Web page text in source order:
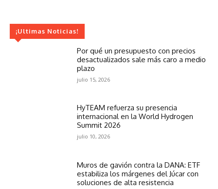
¡Ultimas Noticias!
Por qué un presupuesto con precios
desactualizados sale más caro a medio
plazo
julio 15, 2026
HyTEAM refuerza su presencia
internacional en la World Hydrogen
Summit 2026
julio 10, 2026
Muros de gavión contra la DANA: ETF
estabiliza los márgenes del Júcar con
soluciones de alta resistencia